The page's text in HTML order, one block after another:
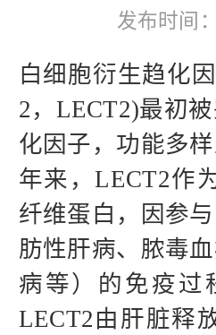
发布时间
白细胞衍生趋化
2，LECT2)最初
化因子，功能多
年来，LECT2作
纤维蛋白，因参
肪性肝病、脓毒
病等）的免疫过
LECT2由肝脏释